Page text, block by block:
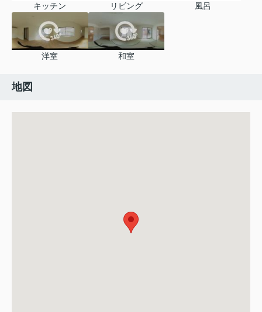
キッチン リビング 風呂
洋室 和室
地図